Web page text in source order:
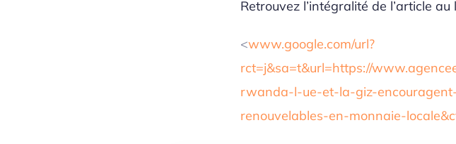
Retrouvez l’intégralité de l’article
<www.google.com/url?
rct=j&sa=t&url=https://
rwanda-l-ue-et-la-giz-
renouvelables-en-monnaie-